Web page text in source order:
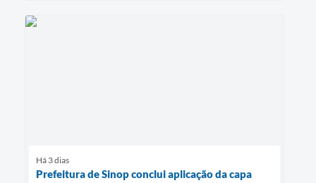
Há 3 dias
Prefeitura de Sinop conclui aplicação da capa